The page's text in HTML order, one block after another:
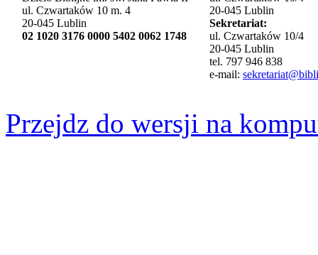
ul. Czwartaków 10 m. 4
20-045 Lublin
02 1020 3176 0000 5402 0062 1748
20-045 Lublin
Sekretariat:
ul. Czwartaków 10/4
20-045 Lublin
tel. 797 946 838
e-mail:
Przejdz do wersji na